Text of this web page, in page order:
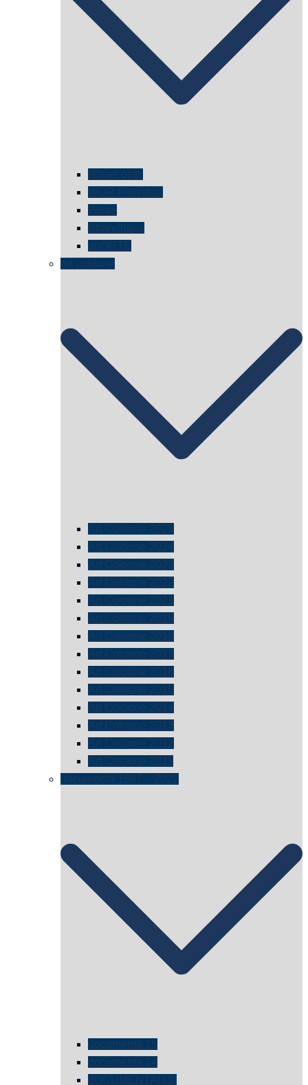
kölner oper
WDR Filmhaus
Wege
Strandhaus
unORTE
art cologne
Art Cologne 2025
Art Cologne 2024
Art Cologne 2023
Art Cologne 2022
Art Cologne 2021
Art Cologne 2019
Art Cologne 2018
Art Cologne 2017
Art Cologne 2016
Art Cologne 2015
Art Cologne 2014
Art Cologne 2013
Art Cologne 2012
Art Cologne 2011
documenta 1987 – 2022
documenta 15
documenta 14
dOCUMENTA(13)